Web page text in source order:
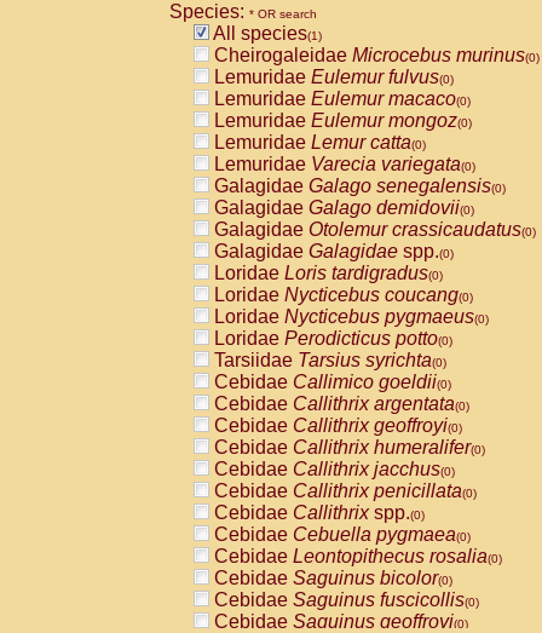
Species: * OR search
All species(1)
Cheirogaleidae Microcebus murinus(0)
Lemuridae Eulemur fulvus(0)
Lemuridae Eulemur macaco(0)
Lemuridae Eulemur mongoz(0)
Lemuridae Lemur catta(0)
Lemuridae Varecia variegata(0)
Galagidae Galago senegalensis(0)
Galagidae Galago demidovii(0)
Galagidae Otolemur crassicaudatus(0)
Galagidae Galagidae spp.(0)
Loridae Loris tardigradus(0)
Loridae Nycticebus coucang(0)
Loridae Nycticebus pygmaeus(0)
Loridae Perodicticus potto(0)
Tarsiidae Tarsius syrichta(0)
Cebidae Callimico goeldii(0)
Cebidae Callithrix argentata(0)
Cebidae Callithrix geoffroyi(0)
Cebidae Callithrix humeralifer(0)
Cebidae Callithrix jacchus(0)
Cebidae Callithrix penicillata(0)
Cebidae Callithrixspp.(0)
Cebidae Cebuella pygmaea(0)
Cebidae Leontopithecus rosalia(0)
Cebidae Saguinus bicolor(0)
Cebidae Saguinus fuscicollis(0)
Cebidae Saguinus geoffroyi(0)